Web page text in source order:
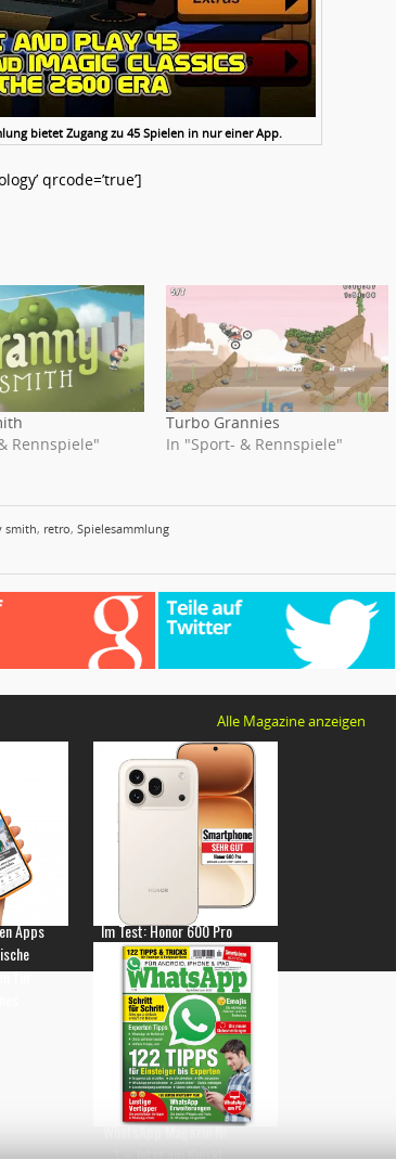
bietet Zugang zu 45 Spielen in nur einer App.
qrcode=’true’]
Rennspiele"
Turbo Grannies
In "Sport- & Rennspiele"
smith, retro, Spielesammlung
Alle Magazine anzeigen
Apps
für
Im Test: Honor 600 Pro
WhatsApp Magazin Nr.
3 – Jetzt am Kiosk!